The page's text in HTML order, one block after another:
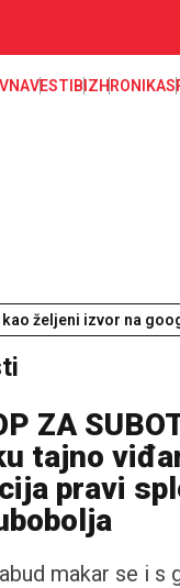
VESTI BIZHRONIKA
kao željeni izvor na
ZA
tajno
pravi
makar se i s